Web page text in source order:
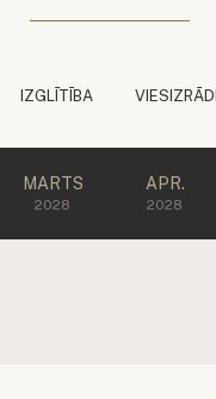
IZGLĪTĪBA
MARTS
2028
APR.
2028